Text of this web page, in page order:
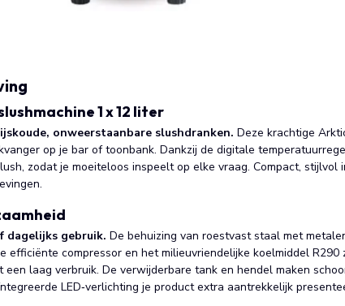
1 x 12 liter
onweerstaanbare slushdranken. Deze krachtige
op je bar of toonbank. Dankzij de digitale
zodat je moeiteloos inspeelt op elke vraag. Compact, stijlvol
dagelijks gebruik. De behuizing van roestvast staal met
efficiënte compressor en het milieuvriendelijke koelmiddel R290
laag verbruik. De verwijderbare tank en hendel maken
LED‑verlichting je product extra aantrekkelijk